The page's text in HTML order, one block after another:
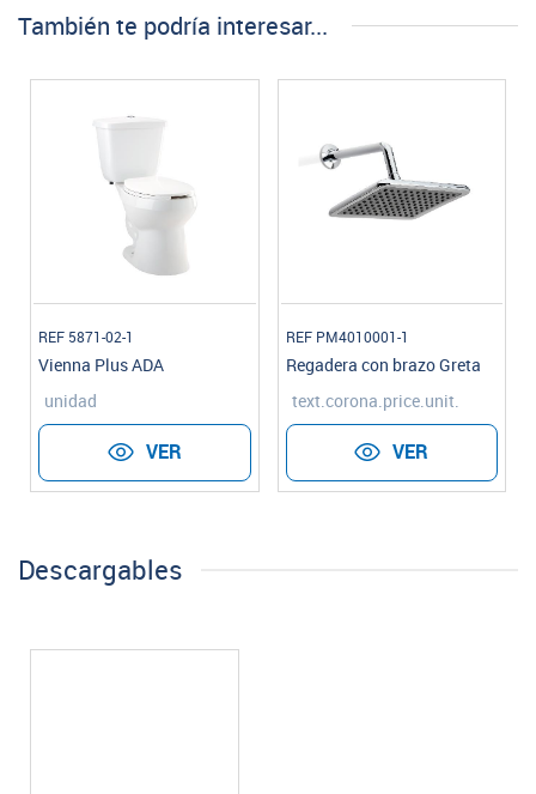
También te podría interesar...
REF 5871-02-1
Vienna Plus ADA
unidad
VER
REF PM4010001-1
Regadera con brazo Greta
text.corona.price.unit.
VER
Descargables